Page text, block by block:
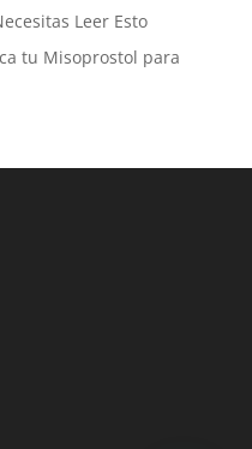
Leer Esto
tu Misoprostol para